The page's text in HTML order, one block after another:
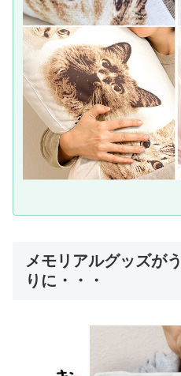
メモリアルグッズが
りに・・・